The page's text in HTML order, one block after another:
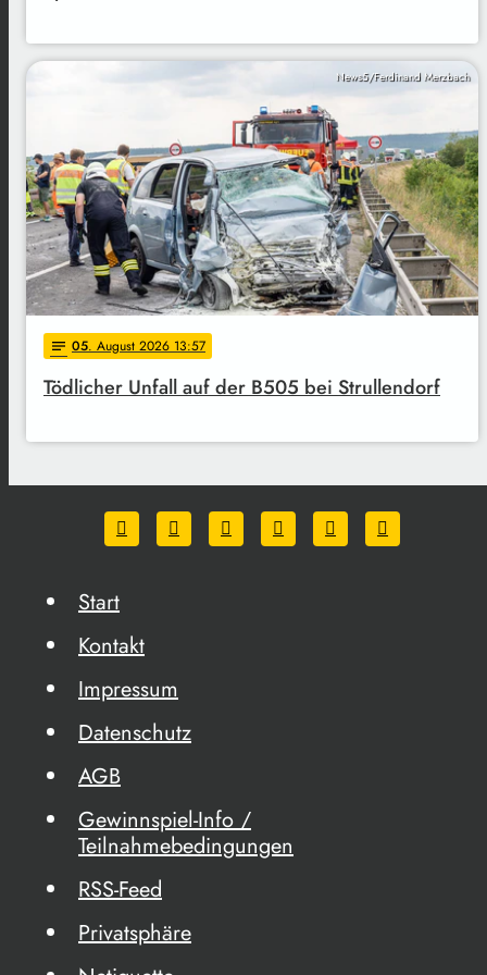
News5/Ferdinand Merzbach
notes 05. August 2026 13:57
Tödlicher Unfall auf der B505 bei Strullendorf
Start
Kontakt
Impressum
Datenschutz
AGB
Gewinnspiel-Info /
Teilnahmebedingungen
RSS-Feed
Privatsphäre